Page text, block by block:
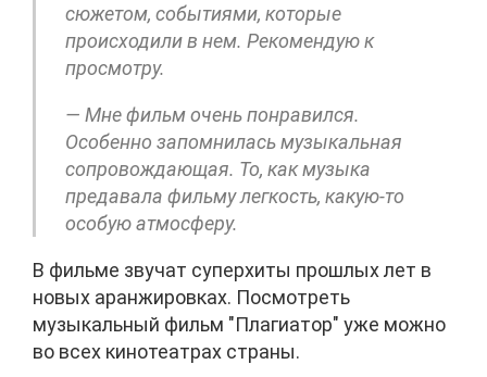
сюжетом, событиями, которые
происходили в нем. Рекомендую к
просмотру.
— Мне фильм очень понравился.
Особенно запомнилась музыкальная
сопровождающая. То, как музыка
предавала фильму легкость, какую-то
особую атмосферу.
В фильме звучат суперхиты прошлых лет в
новых аранжировках. Посмотреть
музыкальный фильм "Плагиатор" уже можно
во всех кинотеатрах страны.